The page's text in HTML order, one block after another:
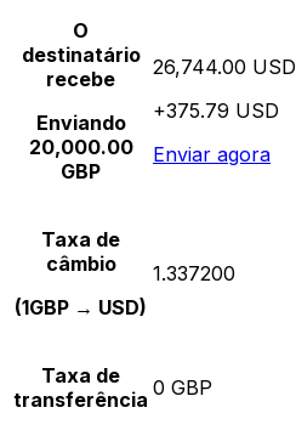
O
destinatário
recebe
Enviando
20,000.00
GBP
26,744.00 USD
+375.79 USD
Enviar agora
Taxa de
câmbio
(1GBP → USD)
1.337200
Taxa de
transferência 0 GBP